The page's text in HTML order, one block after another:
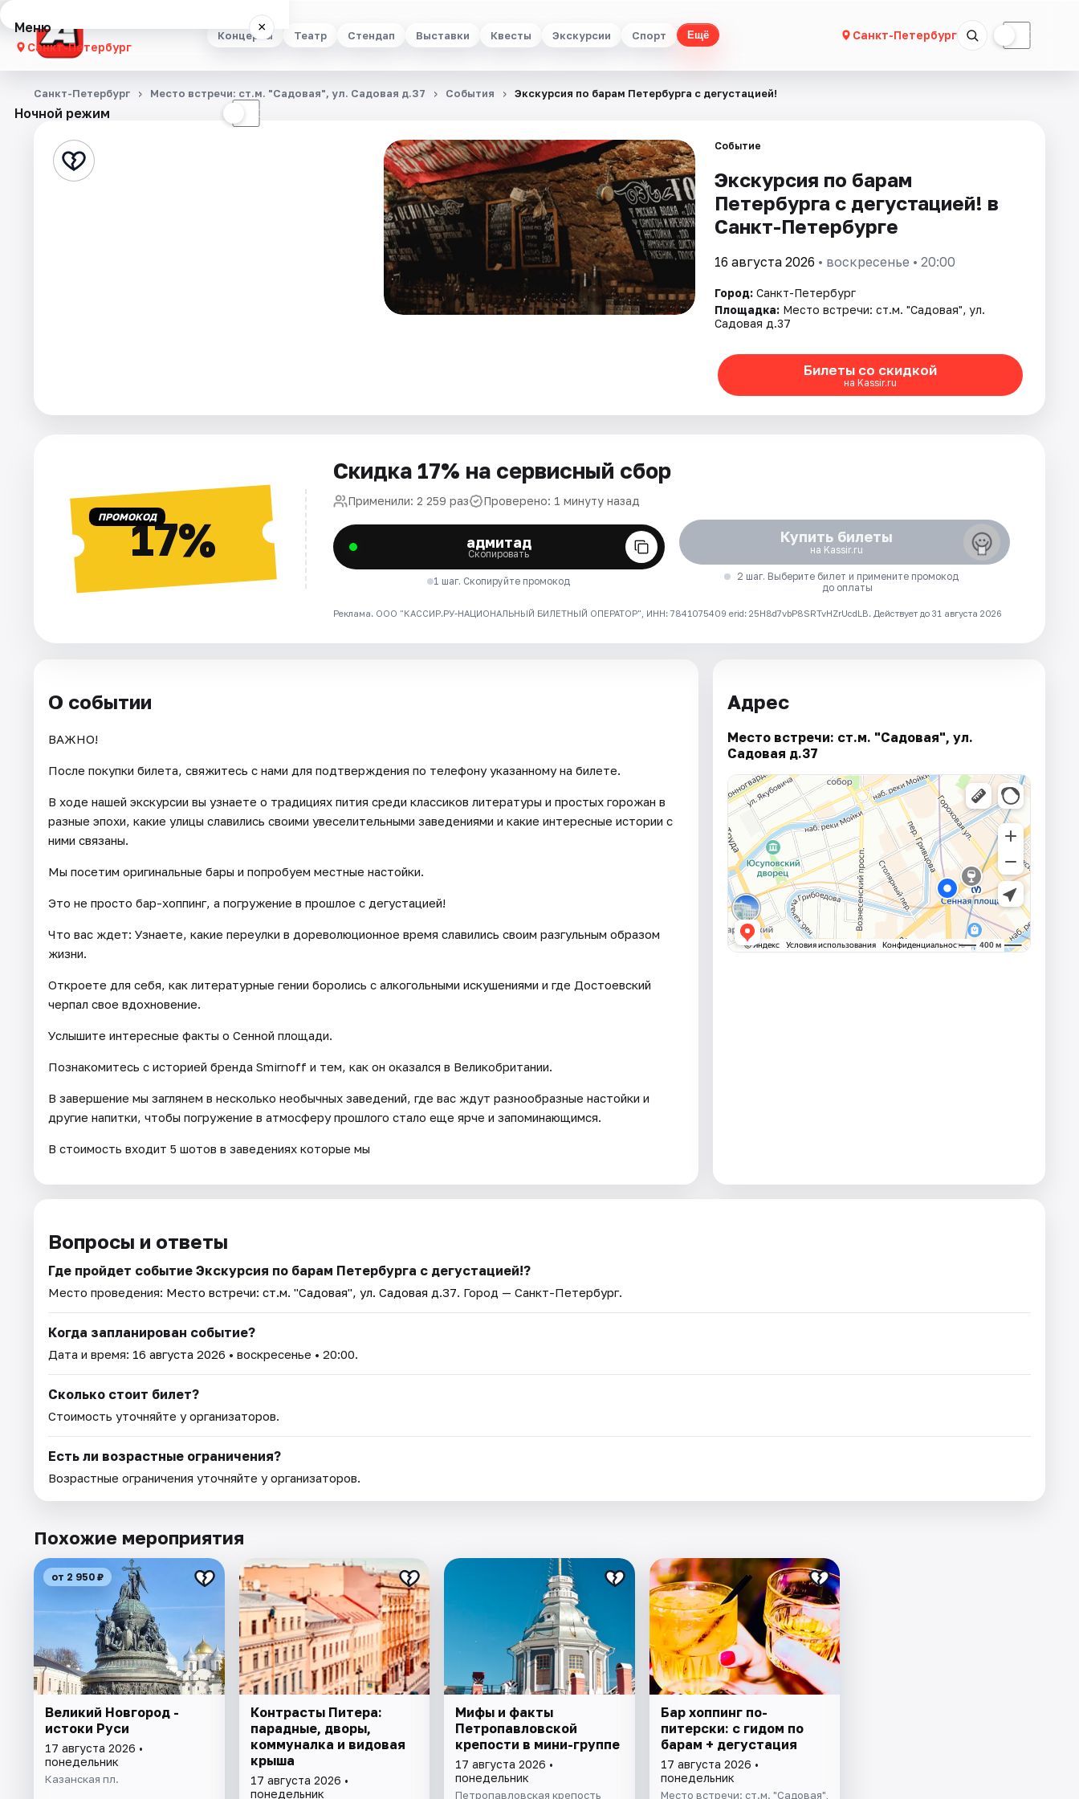
Концерты Театр Стендап Выставки Квесты Экскурсии Спорт Ещё Санкт-Петербург ☾
Меню ×
Санкт-Петербург
Концерты
Стендап
Рейтинги
Ночной режим ☾
Санкт-Петербург Место встречи: ст.м. "Садовая", ул. Садовая д.37 События Экскурсия по барам Петербурга с дегустацией!
Событие
Экскурсия по барам
Петербурга с дегустацией! в
Санкт-Петербурге
16 августа 2026 • воскресенье • 20:00
Город: Санкт-Петербург
Площадка: Место встречи: ст.м. "Садовая", ул.
Садовая д.37
Билеты со скидкой
на Kassir.ru
ПРОМОКОД17%
Скидка 17% на сервисный сбор
Применили: 2 259 раз Проверено: 1 минуту назад
адмитад
Скопировать
1 шаг. Скопируйте промокод
Купить билеты
на Kassir.ru
2 шаг. Выберите билет и примените промокод
до оплаты
Реклама. ООО "КАССИР.РУ-НАЦИОНАЛЬНЫЙ БИЛЕТНЫЙ ОПЕРАТОР", ИНН: 7841075409 erid: 25H8d7vbP8SRTvHZrUcdLB. Действует до 31 августа 2026
О событии
ВАЖНО!
После покупки билета, свяжитесь с нами для подтверждения по телефону указанному на билете.
В ходе нашей экскурсии вы узнаете о традициях пития среди классиков литературы и простых горожан в
разные эпохи, какие улицы славились своими увеселительными заведениями и какие интересные истории с
ними связаны.
Мы посетим оригинальные бары и попробуем местные настойки.
Это не просто бар-хоппинг, а погружение в прошлое с дегустацией!
Что вас ждет: Узнаете, какие переулки в дореволюционное время славились своим разгульным образом
жизни.
Откроете для себя, как литературные гении боролись с алкогольными искушениями и где Достоевский
черпал свое вдохновение.
Услышите интересные факты о Сенной площади.
Познакомитесь с историей бренда Smirnoff и тем, как он оказался в Великобритании.
В завершение мы заглянем в несколько необычных заведений, где вас ждут разнообразные настойки и
другие напитки, чтобы погружение в атмосферу прошлого стало еще ярче и запоминающимся.
В стоимость входит 5 шотов в заведениях которые мы
Адрес
Место встречи: ст.м. "Садовая", ул.
Садовая д.37
Вопросы и ответы
Где пройдет событие Экскурсия по барам Петербурга с дегустацией!?
Место проведения: Место встречи: ст.м. "Садовая", ул. Садовая д.37. Город — Санкт-Петербург.
Когда запланирован событие?
Дата и время: 16 августа 2026 • воскресенье • 20:00.
Сколько стоит билет?
Стоимость уточняйте у организаторов.
Есть ли возрастные ограничения?
Возрастные ограничения уточняйте у организаторов.
Похожие мероприятия
от 2 950 ₽
Великий Новгород -
истоки Руси
17 августа 2026 •
понедельник
Казанская пл.
Контрасты Питера:
парадные, дворы,
коммуналка и видовая
крыша
17 августа 2026 •
понедельник
Мифы и факты
Петропавловской
крепости в мини-группе
17 августа 2026 •
понедельник
Петропавловская крепость
Бар хоппинг по-
питерски: с гидом по
барам + дегустация
17 августа 2026 •
понедельник
Место встречи: ст.м. "Садовая",